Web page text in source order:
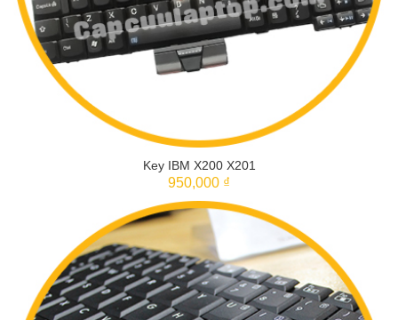
THÊM VÀO GIỎ
Key IBM X200 X201
950,000 ₫